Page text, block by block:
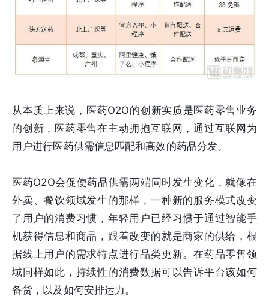
从本质上来说，医药O2O的创新实质是医药零售业务
的创新，医药零售在主动拥抱互联网，通过互联网为
用户进行医药供需信息匹配和高效的药品分发。
医药O2O会促使药品供需两端同时发生变化，就像在
外卖、餐饮领域发生的那样，一种新的服务模式改变
了用户的消费习惯，年轻用户已经习惯于通过智能手
机获得信息和商品，跟着改变的就是商家的供给，根
据线上用户的需求特点进行品类更新。在药品零售领
域同样如此，持续性的消费数据可以告诉平台该如何
备货，以及如何安排运力。